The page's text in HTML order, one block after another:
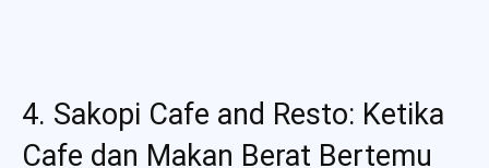
4. Sakopi Cafe and Resto: Ketika
Cafe dan Makan Berat Bertemu